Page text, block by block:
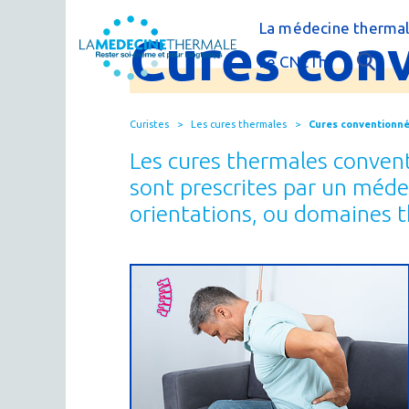
La médecine
C'est quoi la
FAQ : questions
Thermes & Vous,
Le CNETh
Qui sommes-nous
Actualités
Publications
Espace presse
Curistes Les cures thermales Cures
Cures
Les cures thermales
sont prescrites par un
orientations, ou domaines